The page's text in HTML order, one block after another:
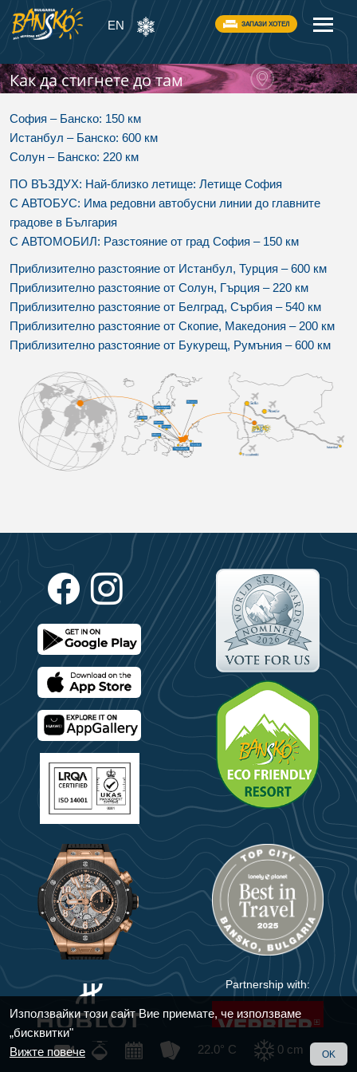
EN
22.0° C 0 cm
ЗАПАЗИ ХОТЕЛ
Как да стигнете до там
София – Банско: 150 км
Истанбул – Банско: 600 км
Солун – Банско: 220 км
ПО ВЪЗДУХ: Най-близко летище: Летище София
С АВТОБУС: Има редовни автобусни линии до главните
градове в България
С АВТОМОБИЛ: Разстояние от град София – 150 км
Приблизително разстояние от Истанбул, Турция – 600 км
Приблизително разстояние от Солун, Гърция – 220 км
Приблизително разстояние от Белград, Сърбия – 540 км
Приблизително разстояние от Скопие, Македония – 200 км
Приблизително разстояние от Букурещ, Румъния – 600 км
Partnership with:
Използвайки този сайт Вие приемате, че използваме
„бисквитки"
Вижте повече
OK